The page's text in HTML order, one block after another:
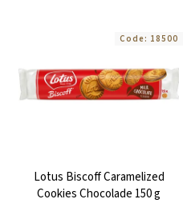
Lotus Biscoff Caramelized
Cookies Chocolade 150 g
Code: 18500